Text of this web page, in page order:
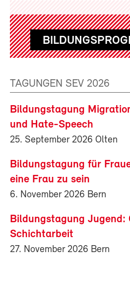
TAGUNGEN SEV 2026
Bildungstagung
und Hate-Speech
25. September 2026 Olten
Bildungstagung für
eine Frau zu sein
6. November 2026 Bern
Bildungstagung Jugend:
Schichtarbeit
27. November 2026 Bern